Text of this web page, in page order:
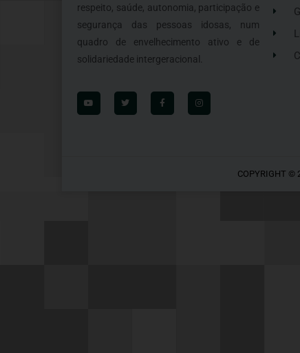
respeito, saúde, autonomia, participação e
segurança das pessoas idosas, num
quadro de envelhecimento ativo e de
solidariedade intergeracional.
COPYRIGHT ©